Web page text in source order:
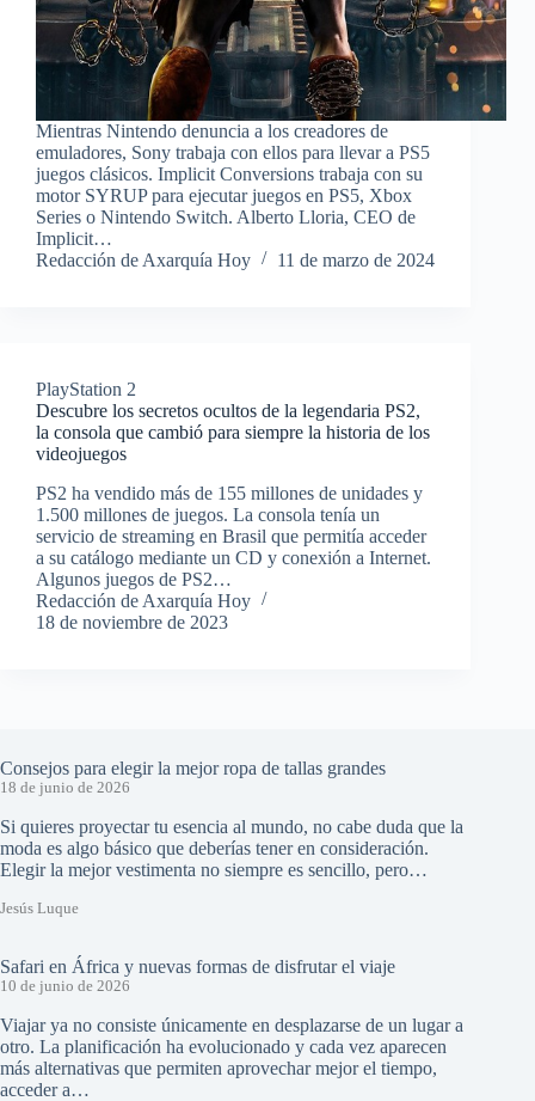
Mientras Nintendo denuncia a los creadores de
emuladores, Sony trabaja con ellos para llevar a PS5
juegos clásicos. Implicit Conversions trabaja con su
motor SYRUP para ejecutar juegos en PS5, Xbox
Series o Nintendo Switch. Alberto Lloria, CEO de
Implicit…
Redacción de Axarquía Hoy
11 de marzo de 2024
PlayStation 2
Descubre los secretos ocultos de la legendaria PS2,
la consola que cambió para siempre la historia de los
videojuegos
PS2 ha vendido más de 155 millones de unidades y
1.500 millones de juegos. La consola tenía un
servicio de streaming en Brasil que permitía acceder
a su catálogo mediante un CD y conexión a Internet.
Algunos juegos de PS2…
Redacción de Axarquía Hoy
18 de noviembre de 2023
Consejos para elegir la mejor ropa de tallas grandes
18 de junio de 2026
Si quieres proyectar tu esencia al mundo, no cabe duda que la
moda es algo básico que deberías tener en consideración.
Elegir la mejor vestimenta no siempre es sencillo, pero…
Jesús Luque
Safari en África y nuevas formas de disfrutar el viaje
10 de junio de 2026
Viajar ya no consiste únicamente en desplazarse de un lugar a
otro. La planificación ha evolucionado y cada vez aparecen
más alternativas que permiten aprovechar mejor el tiempo,
acceder a…